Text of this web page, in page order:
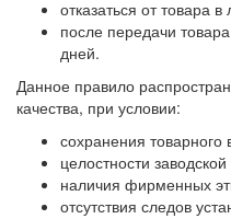
отказаться от товара
после передачи
дней.
Данное правило
качества, при условии:
сохранения товарного
целостности заводской
наличия фирменных
отсутствия следов